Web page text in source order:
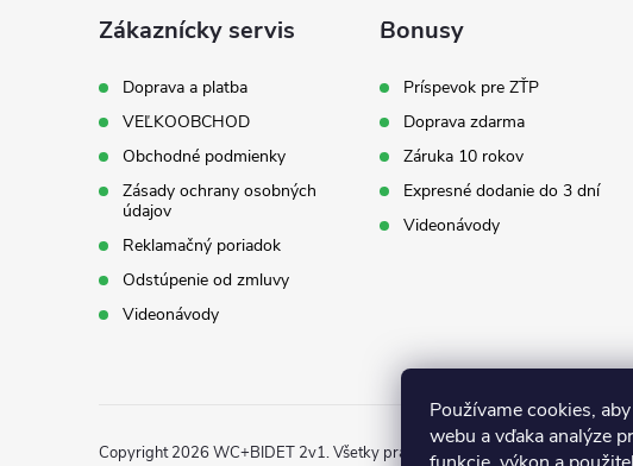
Používame cookies,
webu a vďaka analýze
Zákaznícky servis
Doprava a platba
VEĽKOOBCHOD
Obchodné podmienky
Zásady ochrany osobných
údajov
Reklamačný poriadok
Odstúpenie od zmluvy
Videonávody
Bonusy
Príspevok pre ZŤP
Doprava zdarma
Záruka 10 rokov
Expresné dodanie do 3 dní
Videonávody
Copyright 2026 WC+BIDET 2v1. Všetky práva vyhradené.